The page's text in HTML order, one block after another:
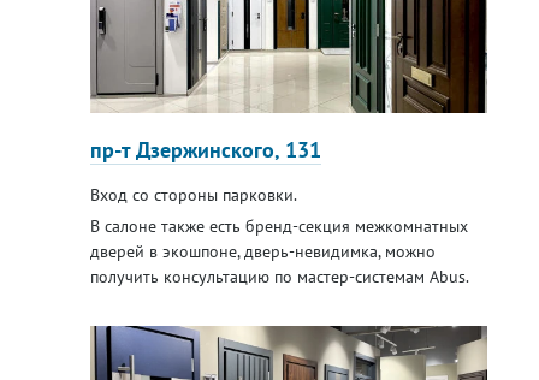
пр-т Дзержинского, 131
Вход со стороны парковки.
В салоне также есть бренд-секция межкомнатных
дверей в экошпоне, дверь-невидимка, можно
получить консультацию по мастер-системам Abus.